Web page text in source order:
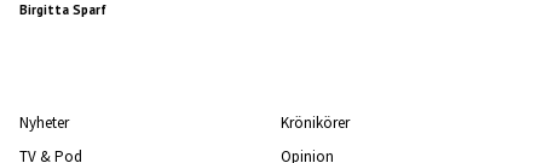
Birgitta Sparf
Nyheter
TV & Pod
Krönikörer
Opinion